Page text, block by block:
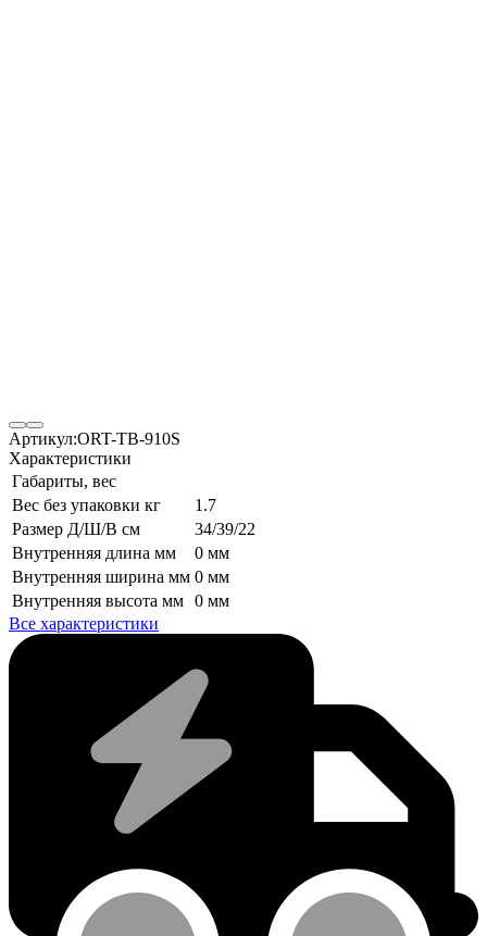
Артикул:ORT-TB-910S
Характеристики
Габариты, вес
Вес без упаковки кг
1.7
Размер Д/Ш/В см
34/39/22
Внутренняя длина мм
0 мм
Внутренняя ширина мм 0 мм
Внутренняя высота мм 0 мм
Все характеристики